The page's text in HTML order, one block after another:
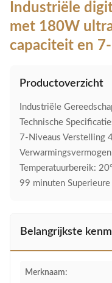
Industriële
met 180W
capaciteit en
Productoverzicht
Industriële
Technische
7-Niveaus Verstelling
Temperatuurbereik:
99 minuten
Belangrijkste
Merknaam: